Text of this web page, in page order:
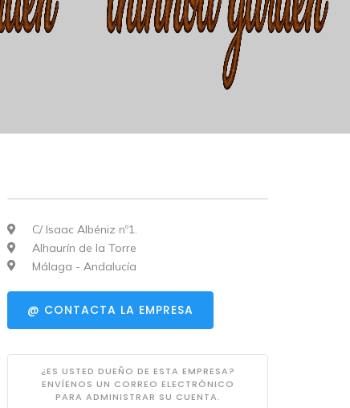
C/ Isaac Albéniz nº1.
Alhaurín de la Torre
Málaga - Andalucía
@ CONTACTA LA EMPRESA
¿ES USTED DUEÑO DE ESTA EMPRESA?
ENVÍENOS UN CORREO ELECTRÓNICO
PARA ADMINISTRAR SU CUENTA.